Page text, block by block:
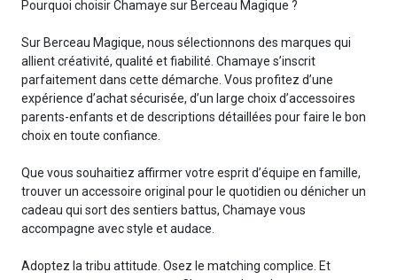
Pourquoi choisir Chamaye sur Berceau Magique ?
Sur Berceau Magique, nous sélectionnons des marques qui
allient créativité, qualité et fiabilité. Chamaye s’inscrit
parfaitement dans cette démarche. Vous profitez d’une
expérience d’achat sécurisée, d’un large choix d’accessoires
parents-enfants et de descriptions détaillées pour faire le bon
choix en toute confiance.
Que vous souhaitiez affirmer votre esprit d’équipe en famille,
trouver un accessoire original pour le quotidien ou dénicher un
cadeau qui sort des sentiers battus, Chamaye vous
accompagne avec style et audace.
Adoptez la tribu attitude. Osez le matching complice. Et